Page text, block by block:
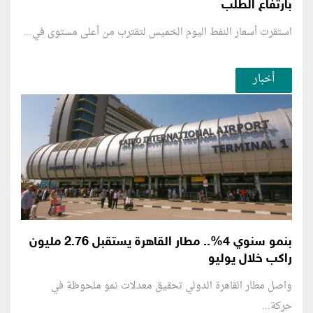
بارتفاع الطلب
استقرت أسعار النفط اليوم الخميس لتقترب من أعلى مستوى في...
أخبار
بنمو سنوي 4%.. مطار القاهرة يستقبل 2.76 مليون
راكب خلال يوليو
واصل مطار القاهرة الدولي تحقيق معدلات نمو ملحوظة في
حركة...